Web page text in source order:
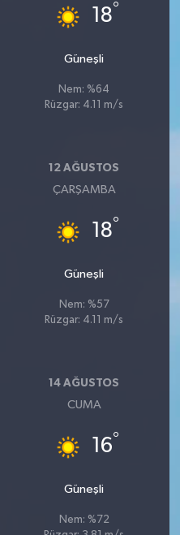
18°
Güneşli
Nem: %64
Rüzgar: 4.11 m/s
12 AĞUSTOS
ÇARŞAMBA
18°
Güneşli
Nem: %57
Rüzgar: 4.11 m/s
14 AĞUSTOS
CUMA
16°
Güneşli
Nem: %72